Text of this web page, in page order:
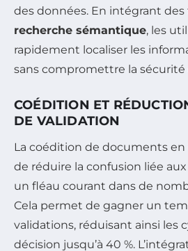
des données. En intégrant
recherche sémantique, les
rapidement localiser les
sans compromettre la sécurité
COÉDITION ET
DE VALIDATION
La coédition de documents
de réduire la confusion liée
un fléau courant dans de
Cela permet de gagner un
validations, réduisant ainsi les
décision jusqu’à 40 %.